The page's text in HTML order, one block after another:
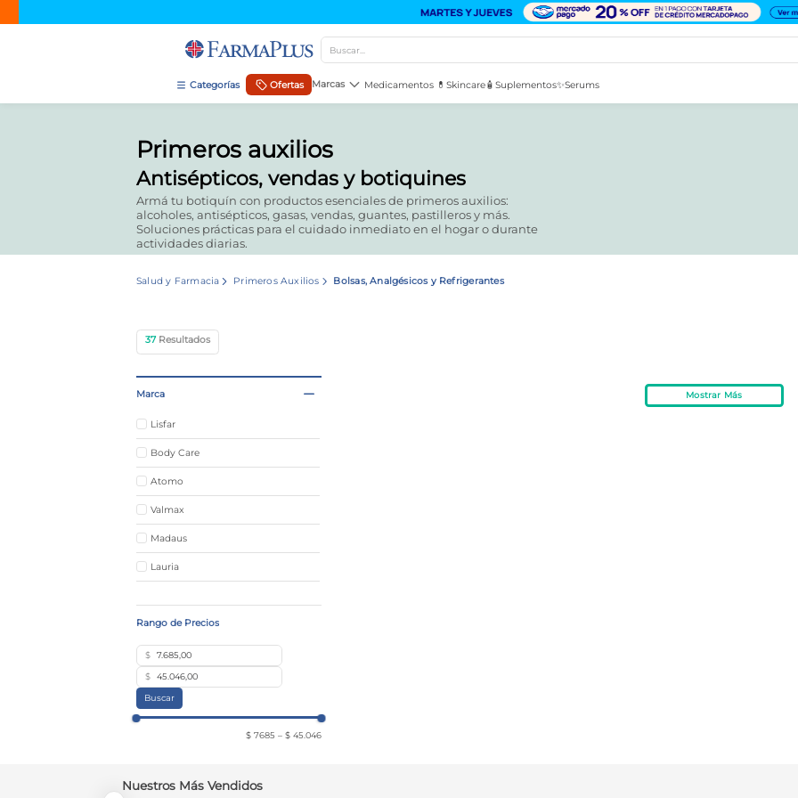
Buscar...
Ofertas Marcas Medicamentos 💊 Skincare🧴 Suplementos✨Serums
Primeros auxilios
Antisépticos, vendas y botiquines
Armá tu botiquín con productos esenciales de primeros auxilios:
alcoholes, antisépticos, gasas, vendas, guantes, pastilleros y más.
Soluciones prácticas para el cuidado inmediato en el hogar o durante
actividades diarias.
Salud y Farmacia Primeros Auxilios Bolsas, Analgésicos y Refrigerantes
37
Marca
Lisfar
Body Care
Atomo
Valmax
Madaus
Lauria
Bremen
Atucha
Weleda
$
$
Buscar
$ 7685 – $ 45.046
Mostrar Más
Nuestros Más Vendidos
TÉRMINOS MÁS BUSCADOS
.
cerave limpieza
3.
creatina
4.
loreal
5.
shampoo
8 .
contorno ojos
10. vitamina c